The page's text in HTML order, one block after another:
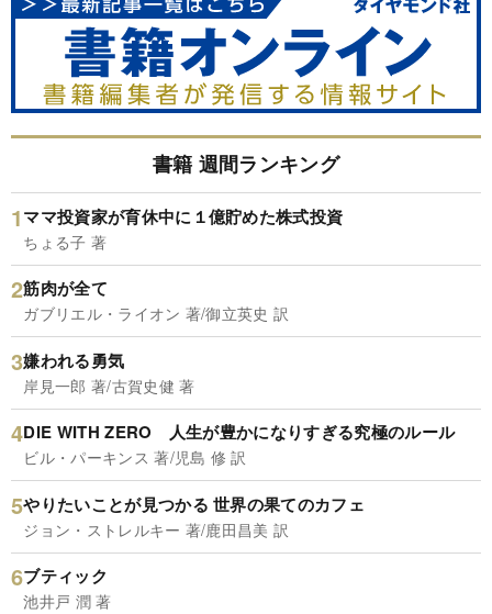
書籍 週間ランキング
ママ投資家が育休中に１億貯めた株式投資
ちょる子 著
筋肉が全て
ガブリエル・ライオン 著/御立英史 訳
嫌われる勇気
岸見一郎 著/古賀史健 著
DIE WITH ZERO 人生が豊かになりすぎる究極のルール
ビル・パーキンス 著/児島 修 訳
やりたいことが見つかる 世界の果てのカフェ
ジョン・ストレルキー 著/鹿田昌美 訳
ブティック
池井戸 潤 著